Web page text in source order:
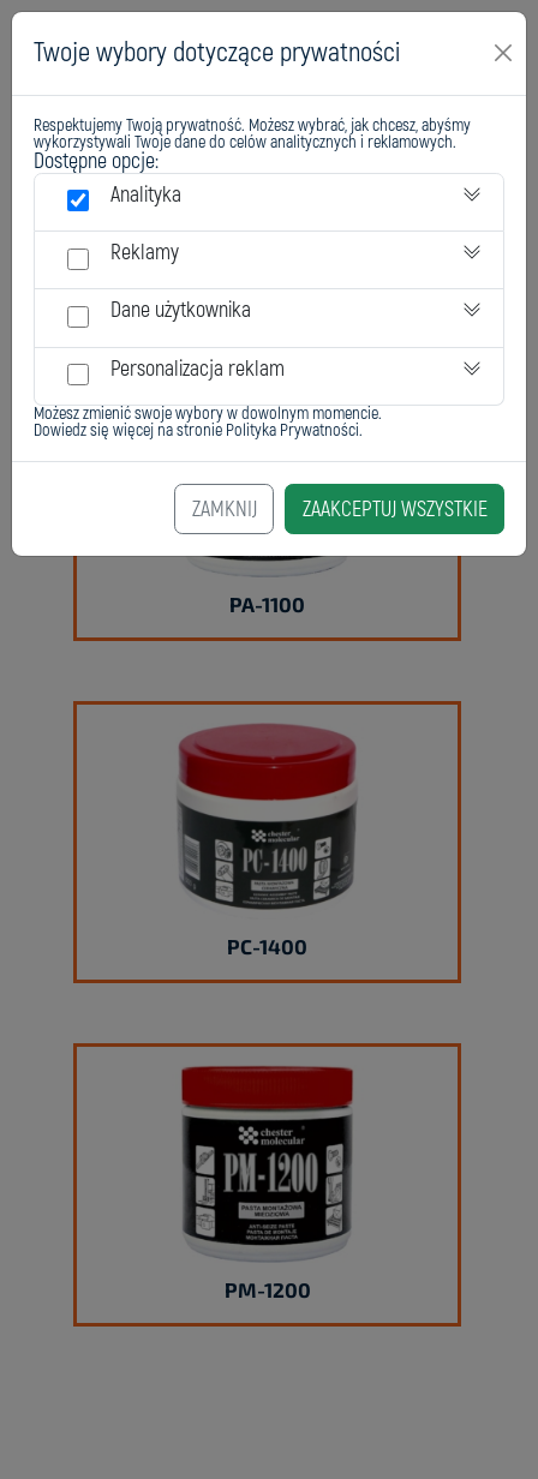
PA-1100
PC-1400
PM-1200
Twoje wybory dotyczące prywatności
Respektujemy Twoją prywatność. Możesz wybrać, jak chcesz, abyśmy
wykorzystywali Twoje dane do celów analitycznych i reklamowych.
Dostępne opcje:
Analityka
Reklamy
Dane użytkownika
Personalizacja reklam
Możesz zmienić swoje wybory w dowolnym momencie.
Dowiedz się więcej na stronie Polityka Prywatności.
ZAMKNIJ ZAAKCEPTUJ WSZYSTKIE